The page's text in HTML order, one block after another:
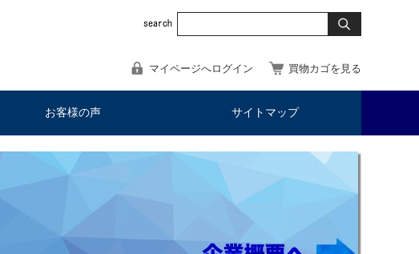
マイページへログイン 買物カゴを見る
お客様の声 サイトマップ